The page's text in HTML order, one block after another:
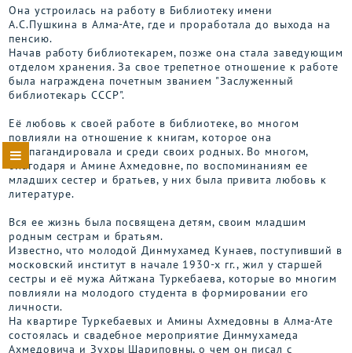
Она устроилась на работу в Библиотеку имени
А.С.Пушкина в Алма-Ате, где и проработала до выхода на
пенсию.
Начав работу библиотекарем, позже она стала заведующим
отделом хранения. За свое трепетное отношение к работе
была награждена почетным званием "Заслуженный
библиотекарь СССР".
Её любовь к своей работе в библиотеке, во многом
повлияли на отношение к книгам, которое она
пропагандировала и среди своих родных. Во многом,
благодаря и Амине Ахмедовне, по воспоминаниям ее
младших сестер и братьев, у них была привита любовь к
литературе.
Вся ее жизнь была посвящена детям, своим младшим
родным сестрам и братьям.
Известно, что молодой Динмухамед Кунаев, поступивший в
московский институт в начале 1930-х гг., жил у старшей
сестры и её мужа Айтжана Туркебаева, которые во многим
повлияли на молодого студента в формировании его
личности.
На квартире Туркебаевых и Амины Ахмедовны в Алма-Ате
состоялась и свадебное мероприятие Динмухамеда
Ахмедовича и Зухры Шариповны, о чем он писал с